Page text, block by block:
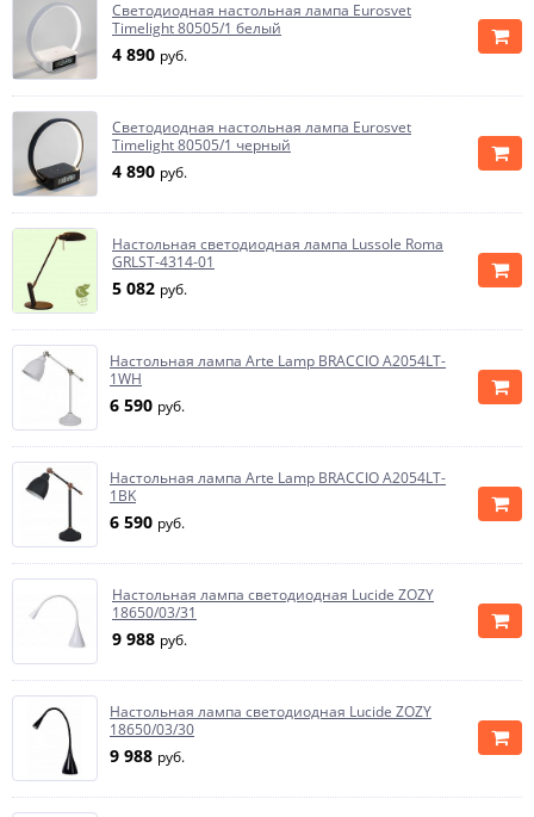
Светодиодная настольная лампа Eurosvet
Timelight 80505/1 белый
4 890 руб.
Светодиодная настольная лампа Eurosvet
Timelight 80505/1 черный
4 890 руб.
Настольная светодиодная лампа Lussole Roma
GRLST-4314-01
5 082 руб.
Настольная лампа Arte Lamp BRACCIO A2054LT-
1WH
6 590 руб.
Настольная лампа Arte Lamp BRACCIO A2054LT-
1BK
6 590 руб.
Настольная лампа светодиодная Lucide ZOZY
18650/03/31
9 988 руб.
Настольная лампа светодиодная Lucide ZOZY
18650/03/30
9 988 руб.